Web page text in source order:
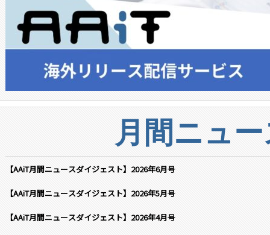
月間ニュ
【AAiT月間ニュースダイジェスト】2026年6月号
【AAiT月間ニュースダイジェスト】2026年5月号
【AAiT月間ニュースダイジェスト】2026年4月号